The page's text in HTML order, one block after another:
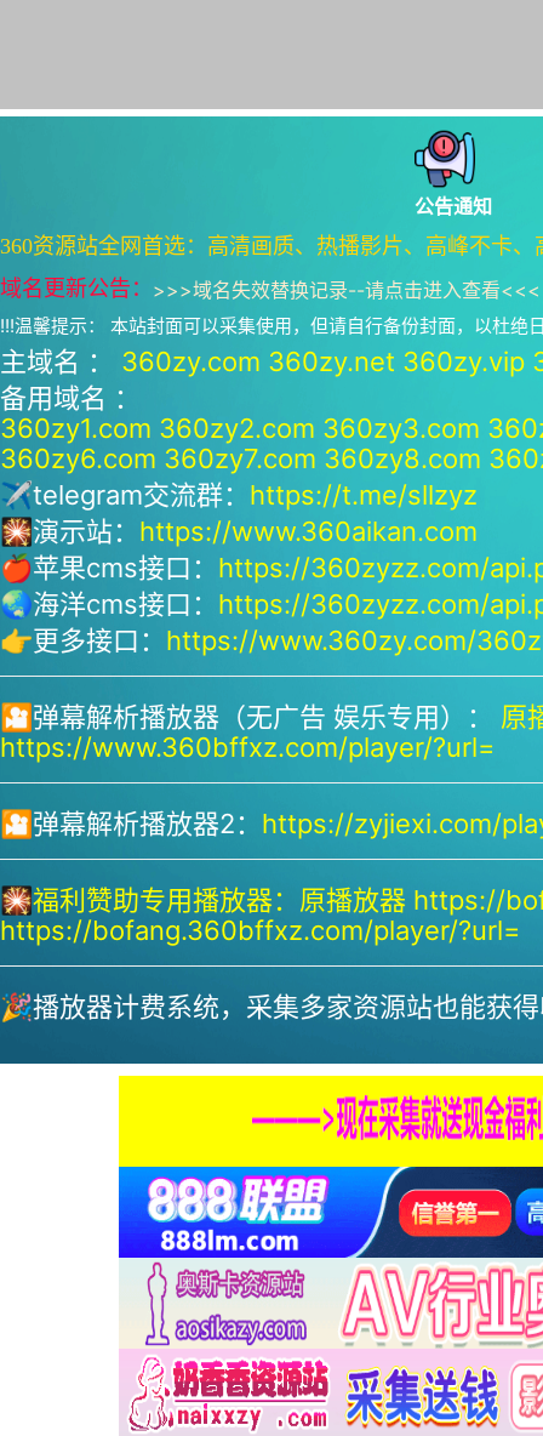
公告通知
360资源站全网首选：高清画质、热播影片、高峰不卡
域名更新公告： >>>域名失效替换记录--请点击进入查看<<<
!!!温馨提示： 本站封面可以采集使用，但请自行备份封面，以杜绝
主域名 ： 360zy.com 360zy.net 360zy.vip
备用域名 ：
360zy1.com 360zy2.com 360zy3.com
360zy6.com 360zy7.com 360zy8.com
✈telegram交流群： https://t.me/sllzyz
🎇演示站： https://www.360aikan.com
🍎苹果cms接口： https://360zyzz.com/
🌏海洋cms接口： https://360zyzz.com/
👉更多接口： https://www.360zy.com/
🎦弹幕解析播放器（无广告 娱乐专用）： 原
https://www.360bffxz.com/player/?url=
🎦弹幕解析播放器2： https://zyjiexi.com/
🎇福利赞助专用播放器： 原播放器 https://
https://bofang.360bffxz.com/player/?url=
🎉播放器计费系统，采集多家资源站也能获